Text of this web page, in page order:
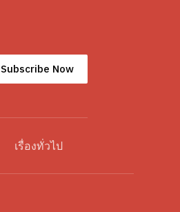
Subscribe Now
เรื่องทั่วไป